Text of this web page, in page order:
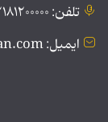
تلفن: ۰۲۱۸۱۲۰۰۰۰۰
ایمیل: public@tebyan.com